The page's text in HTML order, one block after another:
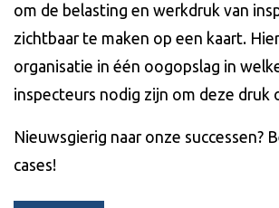
om de belasting en werkdruk van
zichtbaar te maken op een kaart.
organisatie in één oogopslag in
inspecteurs nodig zijn om deze druk
Nieuwsgierig naar onze successen?
cases!